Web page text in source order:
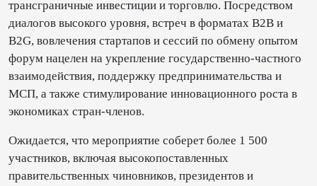
трансграничные инвестиции и торговлю. Посредством
диалогов высокого уровня, встреч в форматах B2B и
B2G, вовлечения стартапов и сессий по обмену опытом
форум нацелен на укрепление государственно-частного
взаимодействия, поддержку предпринимательства и
МСП, а также стимулирование инновационного роста в
экономиках стран-членов.
Ожидается, что мероприятие соберет более 1 500
участников, включая высокопоставленных
правительственных чиновников, президентов и